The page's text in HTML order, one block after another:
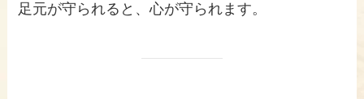
足元が守られると、心が守られます。